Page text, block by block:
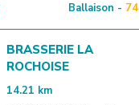
Ballaison - 74
BRASSERIE LA
ROCHOISE
14.21 km